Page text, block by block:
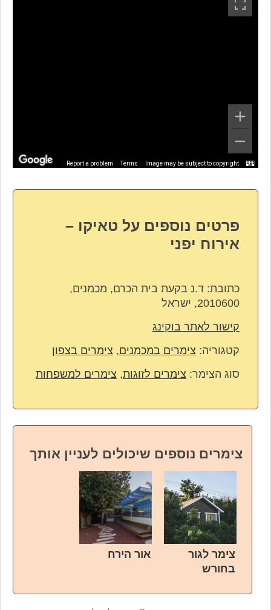
Image may be subject to copyright
Terms
Report a problem
פרטים נוספים על טאיקו –
אירוח יפני
כתובת: ד.נ בקעת בית הכרם, מכמנים,
2010600, ישראל
קישור לאתר בוקינג
קטגוריה: צימרים במכמנים, צימרים בצפון
סוג הצימר: צימרים לזוגות, צימרים למשפחות
צימרים נוספים שיכולים לעניין אותך
צימר לגור
בחורש
אור הירח